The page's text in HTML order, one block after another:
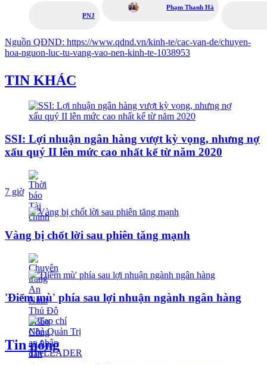
PNJ
Phạm Thanh Hà
Nguồn QĐND: https://www.qdnd.vn/kinh-te/cac-van-de/chuyen-
hoa-nguon-luc-tu-vang-vao-nen-kinh-te-1038953
TIN KHÁC
SSI: Lợi nhuận ngân hàng vượt kỳ vọng, nhưng nợ
xấu quý II lên mức cao nhất kể từ năm 2020
7 giờ
Vàng bị chốt lời sau phiên tăng mạnh
'Điểm mù' phía sau lợi nhuận ngành ngân hàng
Tin nóng